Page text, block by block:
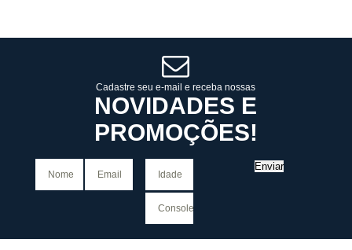
Cadastre seu e-mail e receba nossas
NOVIDADES E
PROMOÇÕES!
Enviar